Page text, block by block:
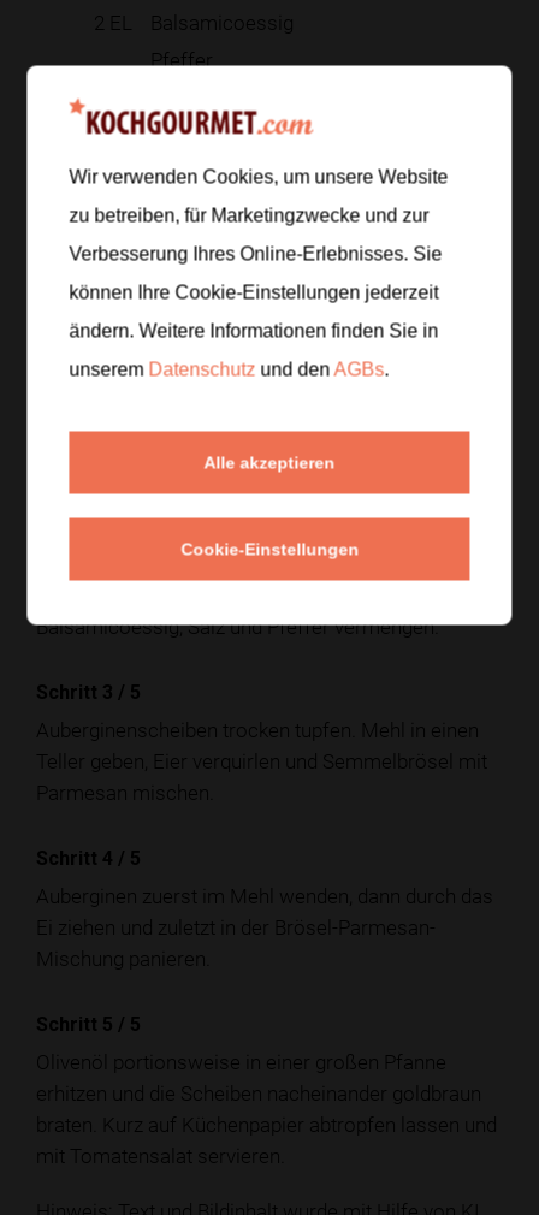
2 EL
Balsamicoessig
Pfeffer
Zur Einkaufsliste hinzufügen
Zubereitung
Schritt 1/5
Auberginen waschen und in etwa 1 cm dicke
ziehen lassen, damit sie beim Braten eine bessere
Struktur bekommen.
Schritt 2/5
Tomaten in Stücke schneiden, Zwiebel fein hobeln
Balsamicoessig, Salz und Pfeffer vermengen.
Schritt 3 / 5
Auberginenscheiben trocken tupfen. Mehl in einen
Teller geben, Eier verquirlen und Semmelbrösel mit
Parmesan mischen.
Schritt 4 / 5
Auberginen zuerst im Mehl wenden, dann durch das
Ei ziehen und zuletzt in der Brösel-Parmesan-
Mischung panieren.
Schritt 5 / 5
Olivenöl portionsweise in einer großen Pfanne
erhitzen und die Scheiben nacheinander goldbraun
braten. Kurz auf Küchenpapier abtropfen lassen und
mit Tomatensalat servieren.
Wir verwenden Cookies, um unsere Website
zu betreiben, für Marketingzwecke und zur
Verbesserung Ihres Online-Erlebnisses. Sie
können Ihre Cookie-Einstellungen jederzeit
ändern. Weitere Informationen finden Sie in
unserem Datenschutz und denAGBs.
Alle akzeptieren
Cookie-Einstellungen